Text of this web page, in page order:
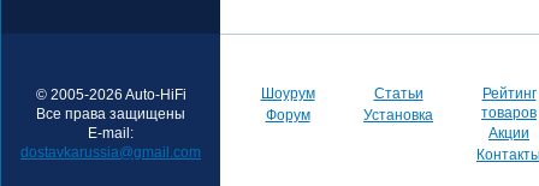
© 2005-2026 Auto-HiFi
Все права защищены
E-mail:
dostavkarussia@gmail.com
Шоурум
Форум
Статьи
Установка
Рейтинг
товаров
Акции